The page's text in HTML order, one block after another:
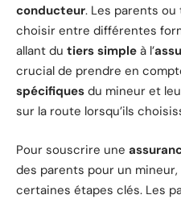
conducteur. Les parents
choisir entre différentes
allant du tiers simple à l’
crucial de prendre en
spécifiques du mineur et
sur la route lorsqu’ils
Pour souscrire une
des parents pour un
certaines étapes clés. Les